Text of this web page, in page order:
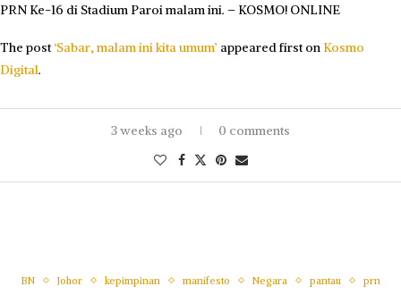
PRN Ke-16 di Stadium Paroi malam ini. – KOSMO! ONLINE
The post‘Sabar, malam ini kita umum’ appeared first on Kosmo
Digital.
3 weeks ago 0 comments
BN Johor kepimpinan manifesto Negara pantau prn